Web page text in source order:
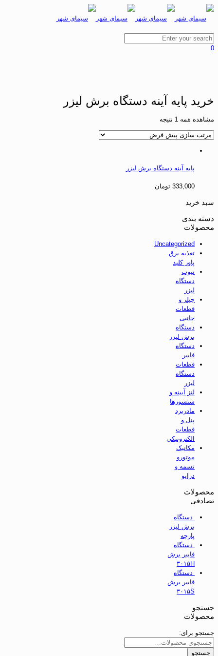
0
خرید پایه آینه دستگاه برش لیزر
مشاهده همه 1 نتیجه
پایه آینه دستگاه برش لیزر
333,000 تومان
سبد خرید
دسته بندی
محصولات
Uncategorized
تغذیه برق
پاور کلید
تیوب
دستگاه
لیزر
چیلر و
قطعات
جانبی
دستگاه
برش لیزر
دستگاه
فایبر
قطعات
دستگاه
لیزر
لنز آیینه و
سنسورها
مادربرد
پنل و
قطعات
الکترونیکی
مکانیک
موتورو
تسمه و
درایو
محصولات
تصادفی
دستگاه
برش لیزر
پارچه
دستگاه
فایبر برش
۳۰۱۵H
دستگاه
فایبر برش
۳۰۱۵S
جستجو
محصولات
جستجو برای:
جستجو